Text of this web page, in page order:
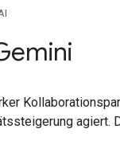
agiert.